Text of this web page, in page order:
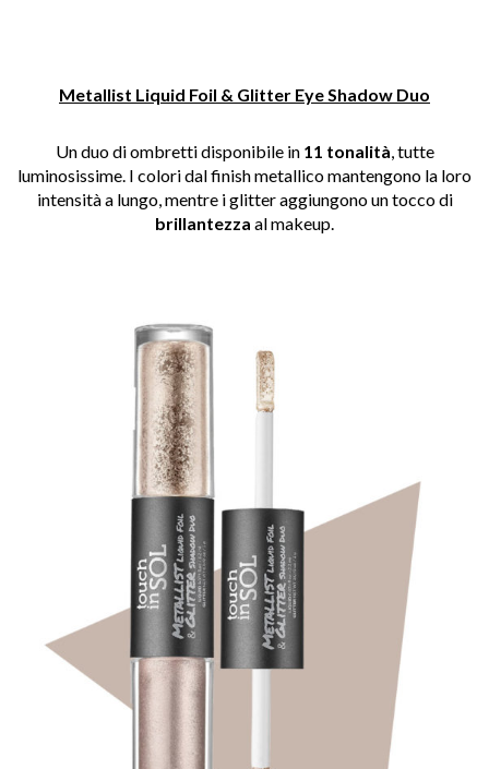
Metallist Liquid Foil & Glitter Eye Shadow Duo
Un duo di ombretti disponibile in 11 tonalità, tutte
luminosissime. I colori dal finish metallico mantengono la loro
intensità a lungo, mentre i glitter aggiungono un tocco di
brillantezza al makeup.